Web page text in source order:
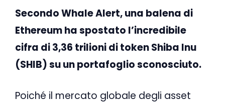
Secondo Whale Alert, una balena di
Ethereum ha spostato l’incredibile
cifra di 3,36 trilioni di token Shiba Inu
(SHIB) su un portafoglio sconosciuto.
Poiché il mercato globale degli asset